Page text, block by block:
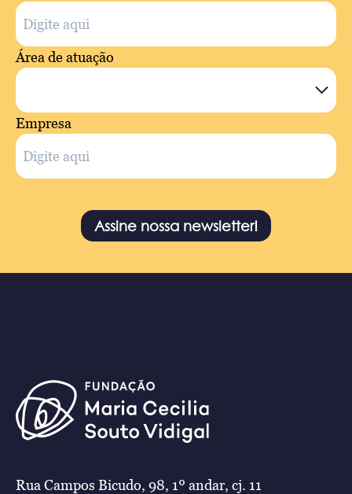
Área de atuação
Empresa
Assine nossa newsletter!
Rua Campos Bicudo, 98, 1º andar, cj. 11